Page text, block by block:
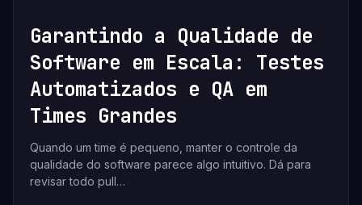
Garantindo a Qualidade de
Software em Escala: Testes
Automatizados e QA em
Times Grandes
Quando um time é pequeno, manter o controle da
qualidade do software parece algo intuitivo. Dá para
revisar todo pull…